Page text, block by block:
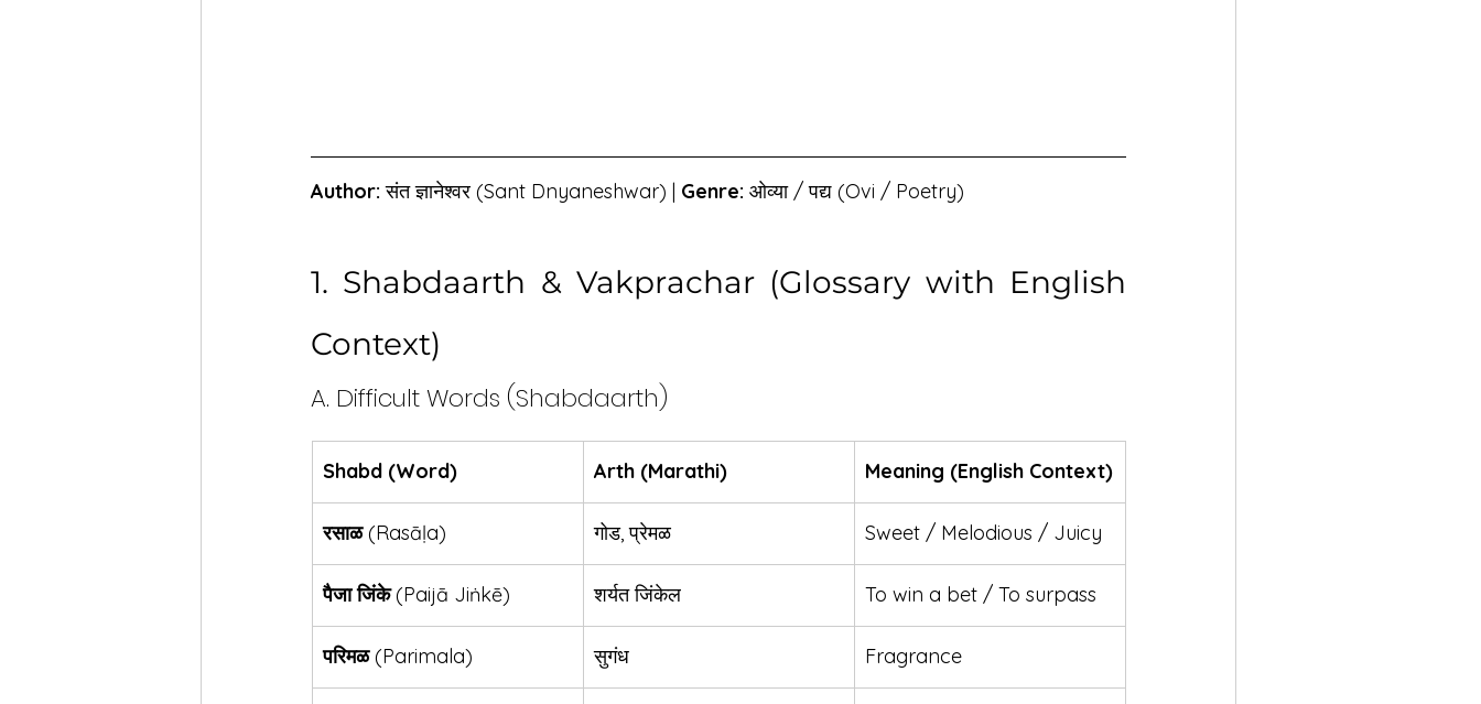
Author: संत ज्ञानेश्वर (Sant Dnyaneshwar) | Genre: ओव्या / पद्य (Ovi / Poetry)
1. Shabdaarth & Vakprachar (Glossary with English
Context)
A. Difficult Words (Shabdaarth)
Shabd (Word) Arth (Marathi) Meaning (English Context)
रसाळ (Rasāḷa) गोड, प्रेमळ Sweet / Melodious / Juicy
पैजा जिंके (Paijā Jiṅkē) शर्यत जिंकेल To win a bet / To surpass
परिमळ (Parimala) सुगंध Fragrance